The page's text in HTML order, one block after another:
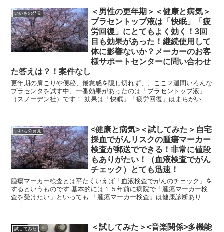
いいもの発見
＜男性の更年期＞＜健康と病気＞
プラセントップ液は「快眠」「疲
労回復」にとてもよく効く！3回
目も効果があった！継続使用して
体に影響ないか？メーカーのお客
様サポートセンターに問い合わせ
た答えは？！案件なし
更年期の肩こりや便秘、倦怠感を隠し切れず、、ここ２週間いろんな
プラセンタを試す中、一番効果があったのは「プラセントップ液」
（スノーデン社）です！ 効果は「快眠」「疲労回復」はまちがいな
いいもの発見
<健康と病気>＜試してみた＞自宅
採血でがんリスクの腫瘍マーカー
検査が郵送でできる！非常に値段
もありがたい！（血液検査でがん
チェック）とても迅速！
腫瘍マーカー検査とは平たくいえば「血液検査でがんのチェック」を
するというものです 基本的には１５年前に病院で「腫瘍マーカー検
査を受けたい」といっても 「腫瘍マーカー検査」は健康診断ありき
試してみた
＜試してみた＞<音楽関係>多機能